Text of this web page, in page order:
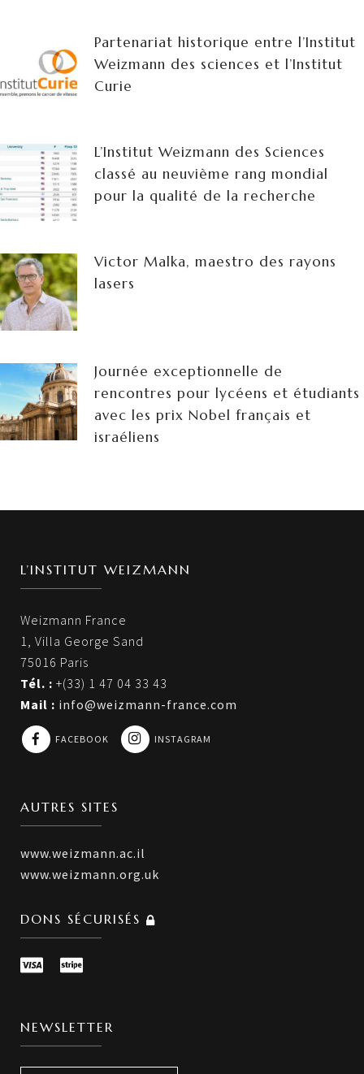
Partenariat historique entre l’Institut
Weizmann des sciences et l’Institut
Curie
L’Institut Weizmann des Sciences
classé au neuvième rang mondial
pour la qualité de la recherche
Victor Malka, maestro des rayons
lasers
Journée exceptionnelle de
rencontres pour lycéens et étudiants
avec les prix Nobel français et
israéliens
L’INSTITUT WEIZMANN
Weizmann France
1, Villa George Sand
75016 Paris
Tél. : +(33) 1 47 04 33 43
Mail : info@weizmann-france.com
FACEBOOK INSTAGRAM
AUTRES SITES
www.weizmann.ac.il
www.weizmann.org.uk
DONS SÉCURISÉS
NEWSLETTER